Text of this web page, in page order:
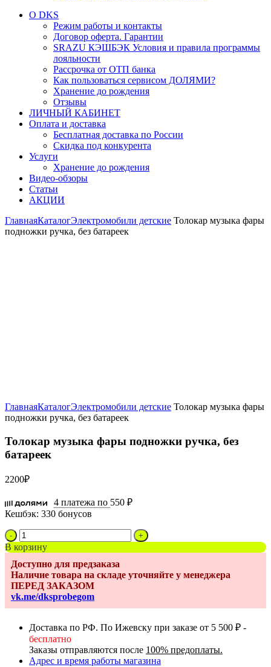
О DKS
Режим работы и контакты
Договор оферта. Гарантии
SRAZU КЭШБЭК Условия и правила программы
лояльности
Рассрочка от ОТП банка
Как пользоваться сервисом ДОЛЯМИ?
Хранение до рождения
Отзывы
ЛИЧНЫЙ КАБИНЕТ
Оплата и доставка
Бесплатная доставка по России
Скидка под конкурента
Услуги
Хранение до рождения
Видео-обзоры
Статьи
АКЦИИ
ГлавнаяКаталогЭлектромобили детские Толокар музыка фары
подножки ручка, без батареек
ГлавнаяКаталогЭлектромобили детские Толокар музыка фары
подножки ручка, без батареек
Толокар музыка фары подножки ручка, без
батареек
2200₽
4 платежа по 550 ₽
Кешбэк: 330 бонусов
Количество
товара
Толокар
музыка
фары
подножки
ручка,
без
В корзину
Доступно для предзаказа
Наличие товара на складе уточняйте у менеджера
ПЕРЕД ЗАКАЗОМ
vk.me/dksprobegom
Доставка по РФ. По Ижевску при заказе от 5 500 ₽ -
бесплатно
Заказы отправляются после 100% предоплаты.
Адрес и время работы магазина